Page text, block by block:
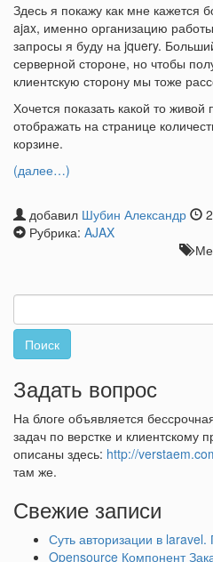
Здесь я покажу как мне кажется
ajax, именно организацию
запросы я буду на jquery.
серверной стороне, но чтобы
клиентскую сторону мы тоже
Хочется показать какой то
отображать на странице
корзине.
(далее…)
добавил Шубин Александр
Рубрика: AJAX
Задать вопрос
На блоге объявляется
задач по верстке и клиентскому
описаны здесь: http://
там же.
Свежие записи
Суть авторизации в laravel.
Opensource Компонент